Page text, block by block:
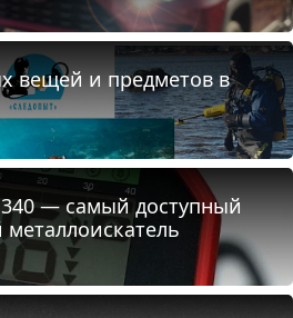
вещей и предметов в
— самый доступный